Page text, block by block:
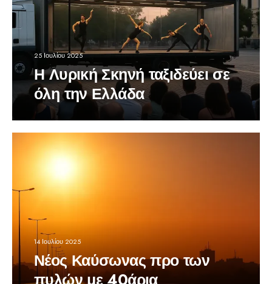
25 Ιουλίου 2025
Η Λυρική Σκηνή ταξιδεύει σε
όλη την Ελλάδα
14 Ιουλίου 2025
Νέος Καύσωνας προ των